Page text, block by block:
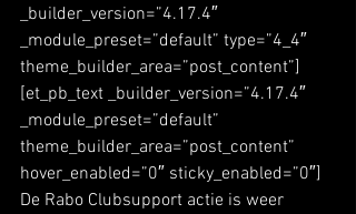
_builder_version=”4.17.4″
_module_preset=”default” type=”4_4″
theme_builder_area=”post_content”]
[et_pb_text _builder_version=”4.17.4″
_module_preset=”default”
theme_builder_area=”post_content”
hover_enabled=”0″ sticky_enabled=”0″]
De Rabo Clubsupport actie is weer